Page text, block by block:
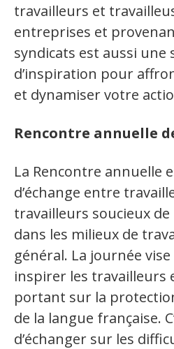
Intégration linguistique
Cours de français
Témoignages
Matériel à télécharger
Nos campagnes
travailleurs et
entreprises et
syndicats est aussi une
d’inspiration pour
et dynamiser votre
Rencontre annuelle
La Rencontre annuelle
d’échange entre
travailleurs soucieux de
dans les milieux de
général. La journée
inspirer les travailleurs
portant sur la
de la langue française.
d’échanger sur les